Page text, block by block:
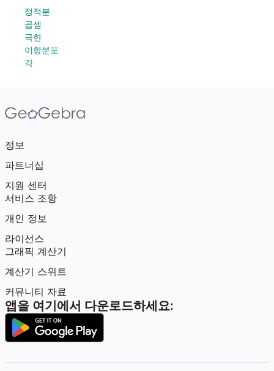
정적분
곱셈
극한
이항분포
각
정보
파트너십
지원 센터
서비스 조항
개인 정보
라이선스
그래픽 계산기
계산기 스위트
커뮤니티 자료
앱을 여기에서 다운로드하세요: